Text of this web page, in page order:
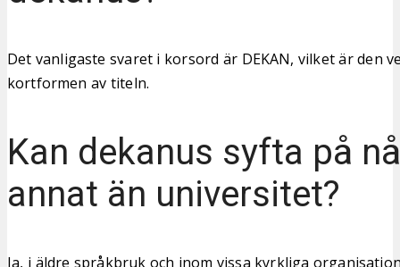
Det vanligaste svaret i korsord är DEKAN, vilket är den
kortformen av titeln.
Kan dekanus syfta på
annat än universitet?
Ja, i äldre språkbruk och inom vissa kyrkliga